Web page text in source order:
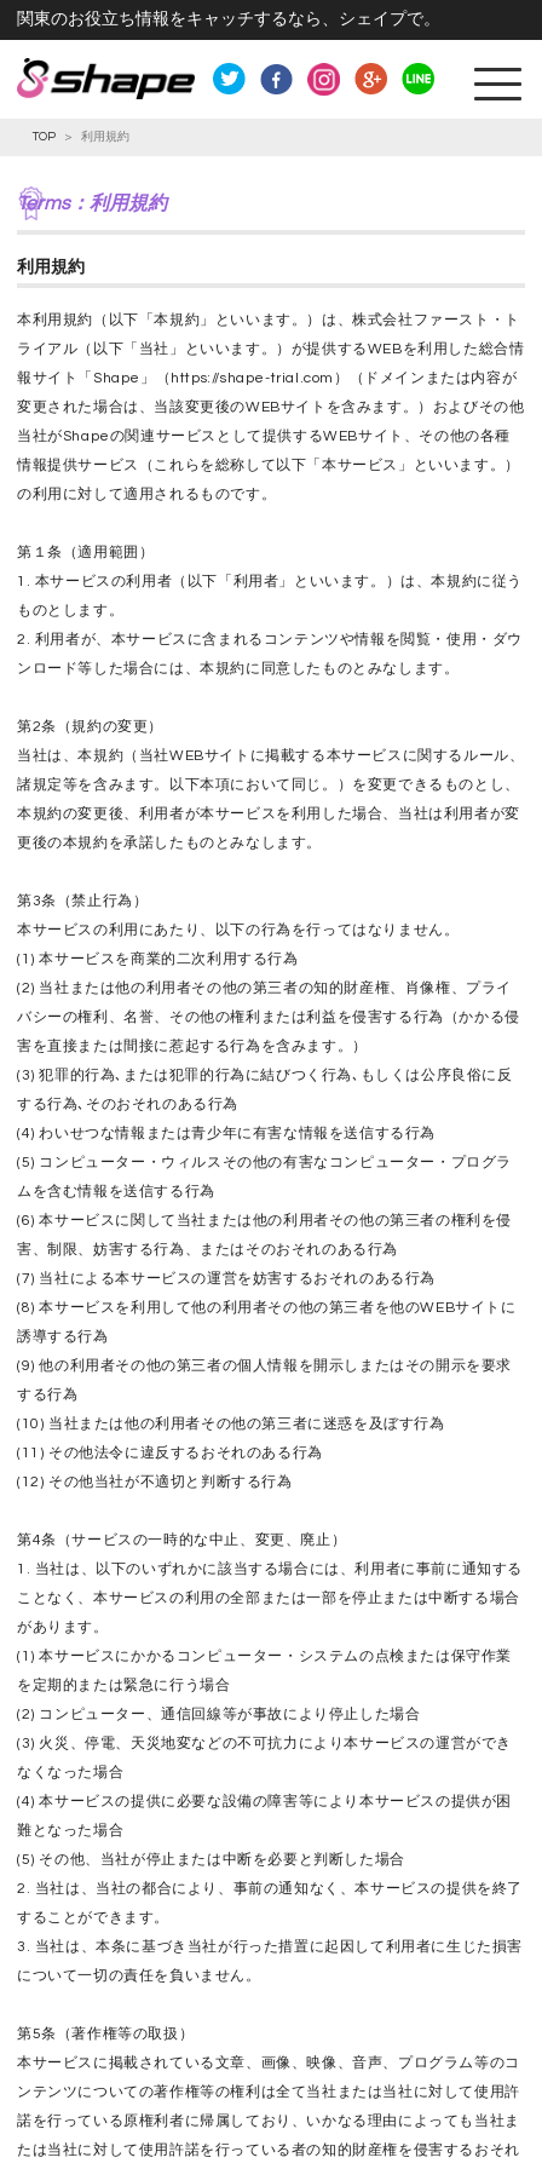
関東のお役立ち情報をキャッチするなら、シェイプで。
TOP > 利用規約
Terms：利用規約
利用規約
本利用規約（以下「本規約」といいます。）は、株式会社ファースト・ト
ライアル（以下「当社」といいます。）が提供するWEBを利用した総合情
報サイト「Shape」（https://shape-trial.com）（ドメインまたは内容が
変更された場合は、当該変更後のWEBサイトを含みます。）およびその他
当社がShapeの関連サービスとして提供するWEBサイト、その他の各種
情報提供サービス（これらを総称して以下「本サービス」といいます。）
の利用に対して適用されるものです。
第１条（適用範囲）
1. 本サービスの利用者（以下「利用者」といいます。）は、本規約に従う
ものとします。
2. 利用者が、本サービスに含まれるコンテンツや情報を閲覧・使用・ダウ
ンロード等した場合には、本規約に同意したものとみなします。
第2条（規約の変更）
当社は、本規約（当社WEBサイトに掲載する本サービスに関するルール、
諸規定等を含みます。以下本項において同じ。）を変更できるものとし、
本規約の変更後、利用者が本サービスを利用した場合、当社は利用者が変
更後の本規約を承諾したものとみなします。
第3条（禁止行為）
本サービスの利用にあたり、以下の行為を行ってはなりません。
(1) 本サービスを商業的二次利用する行為
(2) 当社または他の利用者その他の第三者の知的財産権、肖像権、プライ
バシーの権利、名誉、その他の権利または利益を侵害する行為（かかる侵
害を直接または間接に惹起する行為を含みます。）
(3) 犯罪的行為､または犯罪的行為に結びつく行為､もしくは公序良俗に反
する行為､そのおそれのある行為
(4) わいせつな情報または青少年に有害な情報を送信する行為
(5) コンピューター・ウィルスその他の有害なコンピューター・プログラ
ムを含む情報を送信する行為
(6) 本サービスに関して当社または他の利用者その他の第三者の権利を侵
害、制限、妨害する行為、またはそのおそれのある行為
(7) 当社による本サービスの運営を妨害するおそれのある行為
(8) 本サービスを利用して他の利用者その他の第三者を他のWEBサイトに
誘導する行為
(9) 他の利用者その他の第三者の個人情報を開示しまたはその開示を要求
する行為
(10) 当社または他の利用者その他の第三者に迷惑を及ぼす行為
(11) その他法令に違反するおそれのある行為
(12) その他当社が不適切と判断する行為
第4条（サービスの一時的な中止、変更、廃止）
1. 当社は、以下のいずれかに該当する場合には、利用者に事前に通知する
ことなく、本サービスの利用の全部または一部を停止または中断する場合
があります。
(1) 本サービスにかかるコンピューター・システムの点検または保守作業
を定期的または緊急に行う場合
(2) コンピューター、通信回線等が事故により停止した場合
(3) 火災、停電、天災地変などの不可抗力により本サービスの運営ができ
なくなった場合
(4) 本サービスの提供に必要な設備の障害等により本サービスの提供が困
難となった場合
(5) その他、当社が停止または中断を必要と判断した場合
2. 当社は、当社の都合により、事前の通知なく、本サービスの提供を終了
することができます。
3. 当社は、本条に基づき当社が行った措置に起因して利用者に生じた損害
について一切の責任を負いません。
第5条（著作権等の取扱）
本サービスに掲載されている文章、画像、映像、音声、プログラム等のコ
ンテンツについての著作権等の権利は全て当社または当社に対して使用許
諾を行っている原権利者に帰属しており、いかなる理由によっても当社ま
たは当社に対して使用許諾を行っている者の知的財産権を侵害するおそれ